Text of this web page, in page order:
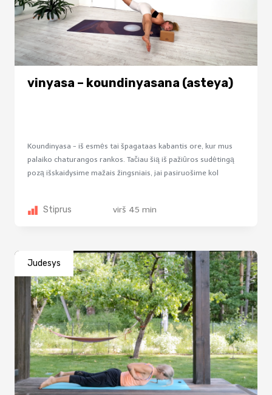
vinyasa – koundinyasana (asteya)
Koundinyasa - iš esmės tai špagataas kabantis ore, kur mus
palaiko chaturangos rankos. Tačiau šią iš pažiūros sudėtingą
pozą išskaidysime mažais žingsniais, jai pasiruošime kol
Stiprus virš 45 min
Judesys